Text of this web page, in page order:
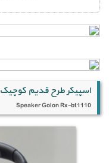
اسپیکر طرح قدیم کوچیک Rx-bt1110
Speaker Golon Rx-bt1110